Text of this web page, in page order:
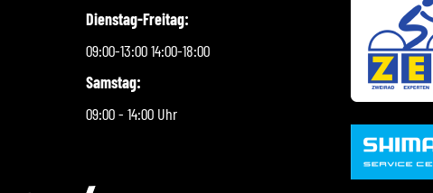
Dienstag-Freitag:
09:00-13:00 14:00-18:00
Samstag:
09:00 - 14:00 Uhr